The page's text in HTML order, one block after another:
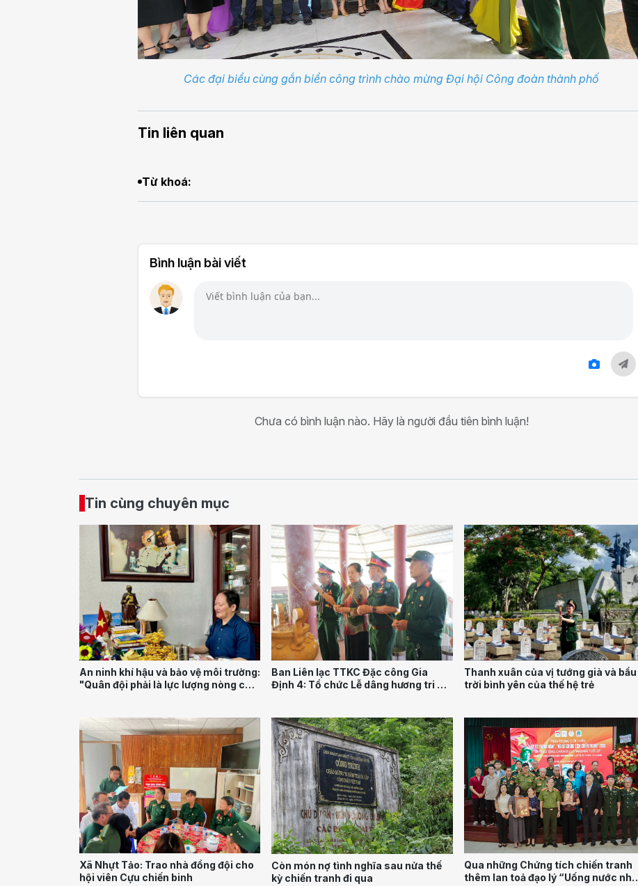
Các đại biểu cùng gắn biển công trình chào mừng Đại hội Công đoàn thành phố
Tin liên quan
Từ khoá:
Bình luận bài viết
Chưa có bình luận nào. Hãy là người đầu tiên bình luận!
Tin cùng chuyên mục
An ninh khí hậu và bảo vệ môi trường:
"Quân đội phải là lực lượng nòng cốt
Ban Liên lạc TTKC Đặc công Gia
Định 4: Tổ chức Lễ dâng hương tri ân
Thanh xuân của vị tướng già và bầu
trời bình yên của thế hệ trẻ
Xã Nhựt Tảo: Trao nhà đồng đội cho
hội viên Cựu chiến binh
Còn món nợ tình nghĩa sau nửa thế
kỳ chiến tranh đi qua
Qua những Chứng tích chiến tranh
thêm lan toả đạo lý “Uống nước nhớ